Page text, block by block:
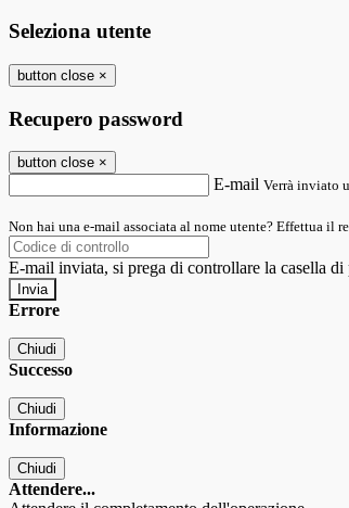
Seleziona utente
button close ×
Recupero password
button close ×
E-mail Verrà inviato
Non hai una e-mail associata al nome utente? Effettua il
E-mail inviata, si prega di controllare la casella di
Errore
Chiudi
Successo
Chiudi
Informazione
Chiudi
Attendere...